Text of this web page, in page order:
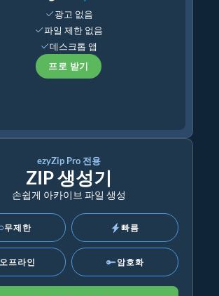
광고 없음
파일 제한 없음
데스크톱 앱
프로 받기
ezyZip Pro 전용
ZIP 생성기
손쉽게 아카이브 파일 생성
무제한 빠름
오프라인 암호화